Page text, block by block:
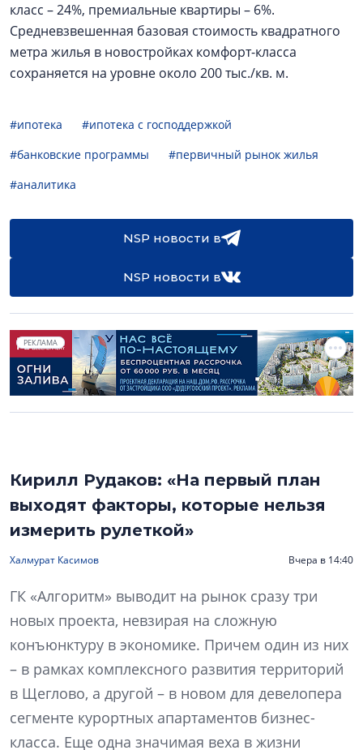
класс – 24%, премиальные квартиры – 6%.
Средневзвешенная базовая стоимость квадратного
метра жилья в новостройках комфорт-класса
сохраняется на уровне около 200 тыс./кв. м.
#ипотека
#ипотека с господдержкой
#банковские программы
#первичный рынок жилья
#аналитика
NSP новости в
NSP новости в
РЕКЛАМА
Кирилл Рудаков: «На первый план
выходят факторы, которые нельзя
измерить рулеткой»
Халмурат Касимов Вчера в 14:40
ГК «Алгоритм» выводит на рынок сразу три
новых проекта, невзирая на сложную
конъюнктуру в экономике. Причем один из них
– в рамках комплексного развития территорий
в Щеглово, а другой – в новом для девелопера
сегменте курортных апартаментов бизнес-
класса. Еще одна значимая веха в жизни